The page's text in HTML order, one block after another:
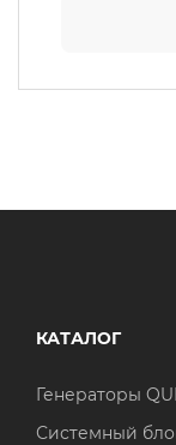
КАТАЛОГ
Генераторы
Системный